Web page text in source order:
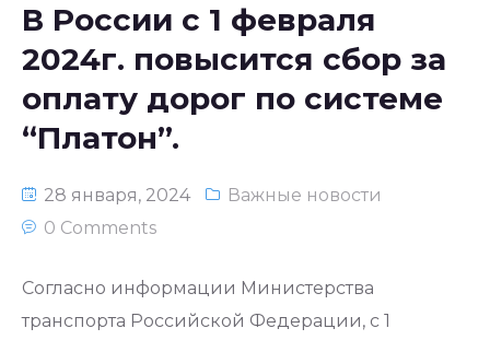
В России с 1 февраля
2024г. повысится сбор за
оплату дорог по системе
“Платон”.
28 января, 2024
Важные новости
0 Comments
Согласно информации Министерства
транспорта Российской Федерации, с 1